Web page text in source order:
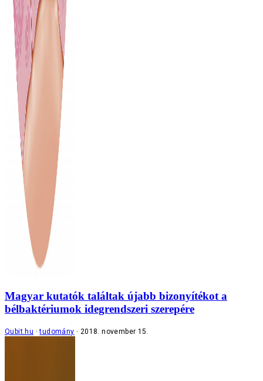
Magyar kutatók találtak újabb bizonyítékot a
bélbaktériumok idegrendszeri szerepére
Qubit.hu tudomány 2018. november 15.